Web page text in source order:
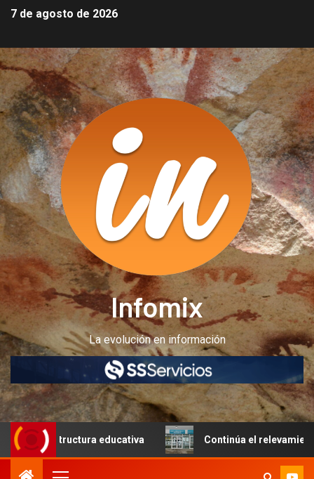
7 de agosto de 2026
Infomix
La evolución en información
educativa Continúa el relevamiento técnico